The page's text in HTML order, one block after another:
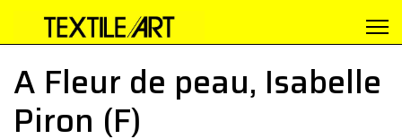
A Fleur de peau, Isabelle
Piron (F)